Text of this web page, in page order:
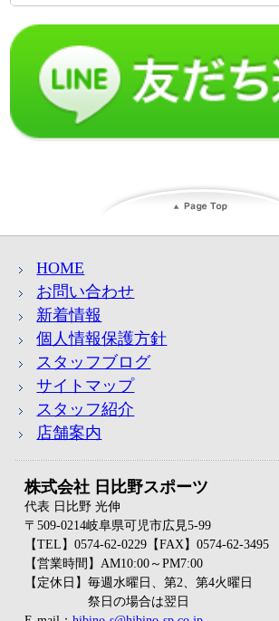
HOME
お問い合わせ
新着情報
個人情報保護方針
スタッフブログ
サイトマップ
スタッフ紹介
店舗案内
株式会社 日比野スポーツ
代表 日比野 光伸
〒509-0214岐阜県可児市広見5-99
【TEL】0574-62-0229【FAX】0574-62-3495
【営業時間】AM10:00～PM7:00
【定休日】毎週水曜日、第2、第4火曜日
祭日の場合は翌日